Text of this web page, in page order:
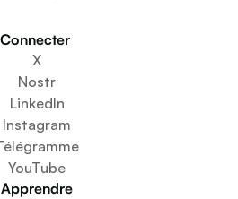
l'application
communautaire
de portefeuille
de la fédération
les mini-applications
Connecter
X
Nostr
LinkedIn
Instagram
YouTube
Apprendre